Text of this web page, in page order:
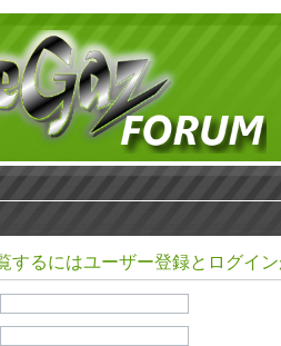
するにはユーザー登録とログイ